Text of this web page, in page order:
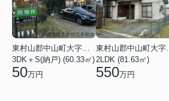
3DK＋S(納戸) (60.33㎡)
50万円
2LDK (81.63㎡)
550万円